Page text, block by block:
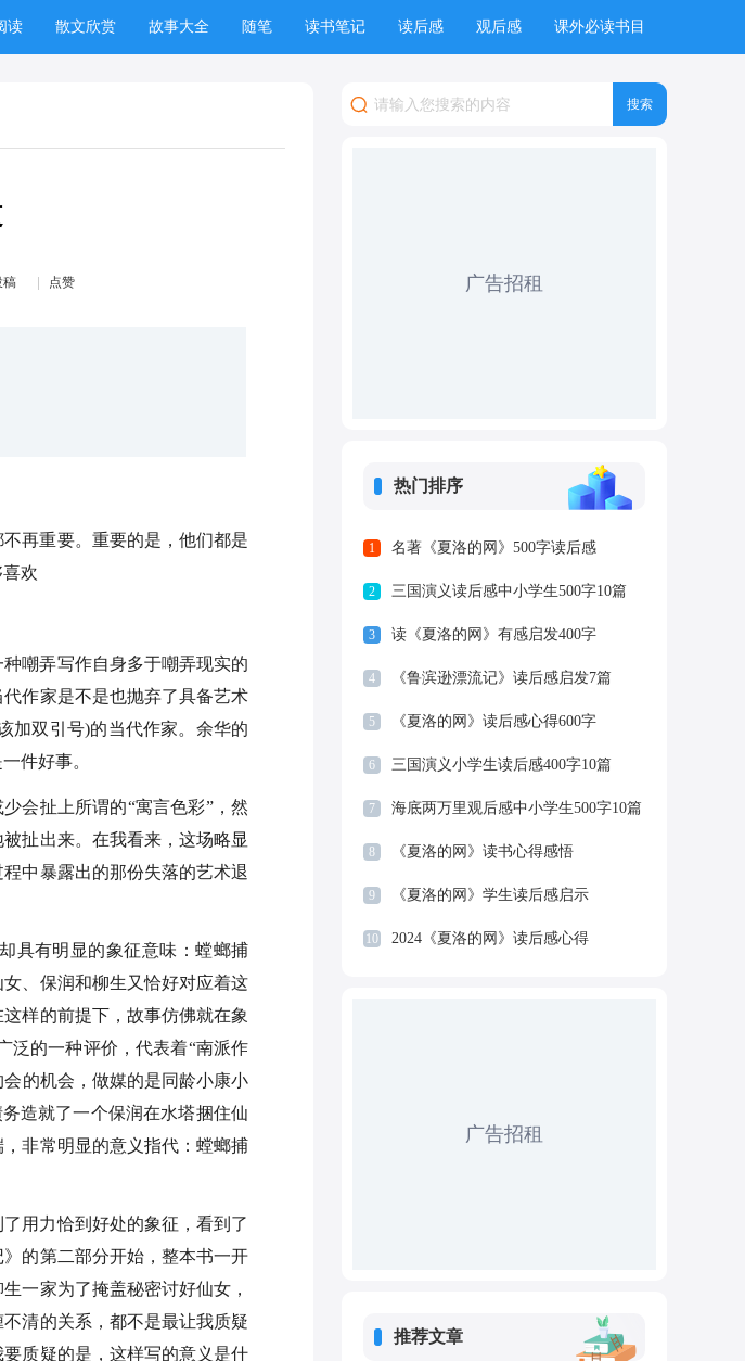
读 散文欣赏 故事大全 随笔 读书笔记 读后感 观后感 课外必读书目
稿 点赞
再重要。重要的是，他们都是
欢
嘲弄写作自身多于嘲弄现实的
作家是不是也抛弃了具备艺术
加双引号)的当代作家。余华的
件好事。
会扯上所谓的“寓言色彩”，然
扯出来。在我看来，这场略显
中暴露出的那份失落的艺术退
具有明显的象征意味：螳螂捕
、保润和柳生又恰好对应着这
样的前提下，故事仿佛就在象
泛的一种评价，代表着“南派作
的机会，做媒的是同龄小康小
造就了一个保润在水塔捆住仙
非常明显的意义指代：螳螂捕
用力恰到好处的象征，看到了
的第二部分开始，整本书一开
一家为了掩盖秘密讨好仙女，
清的关系，都不是最让我质疑
质疑的是，这样写的意义是什
广告招租
热门排序
1 名著《夏洛的网》500字读后感
2 三国演义读后感中小学生500字10篇
3 读《夏洛的网》有感启发400字
4 《鲁滨逊漂流记》读后感启发7篇
5 《夏洛的网》读后感心得600字
6 三国演义小学生读后感400字10篇
7 海底两万里观后感中小学生500字10篇
8 《夏洛的网》读书心得感悟
9 《夏洛的网》学生读后感启示
10 2024《夏洛的网》读后感心得
广告招租
推荐文章